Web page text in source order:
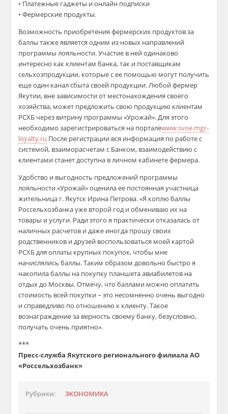
• Платежные гаджеты и онлайн подписки
• Фермерские продукты.
Возможность приобретения фермерских продуктов за
баллы также является одним из новых направлений
программы лояльности. Участие в ней одинаково
интересно как клиентам банка, так и поставщикам
сельхозпродукции, которые с ее помощью могут получить
еще один канал сбыта своей продукции. Любой фермер
Якутии, вне зависимости от местонахождения своего
хозяйства, может предложить свою продукцию клиентам
РСХБ через витрину программы «Урожай». Для этого
необходимо зарегистрироваться на порталеwww.svoe.mgc-
loyalty.ru После регистрации вся информация по работе с
системой, взаиморасчетам с Банком, взаимодействию с
клиентамистанетдоступна в личном кабинете фермера.
Удобство и выгодность предложений программы
лояльности «Урожай»оценилаее постоянная участница
жительница г.Якутск Ирина Петрова. «Я коплю баллы
Россельхозбанка уже второй год и обмениваю их на
товары и услуги. Ради этого я практически отказалась от
наличных расчетов и даже иногда прошу своих
родственников и друзей воспользоваться моей картой
РСХБ для оплаты крупных покупок, чтобы мне
начислялись баллы. Таким образом довольно быстро я
накопила баллы на покупку планшета авиабилетов на
отдыхдо Москвы. Отмечу, что баллами можно оплатить
стоимость всей покупки– это несомненноочень выгодно
и справедливо по отношению к клиенту. Такое
вознаграждение за верность своему банку, безусловно,
получать очень приятно».
***
Пресс-служба Якутского регионального филиала АО
«Россельхозбанк»
Рубрики: ЭКОНОМИКА